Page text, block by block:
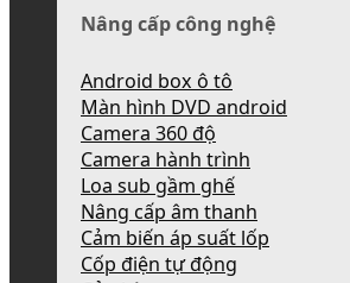
Nâng cấp công nghệ
Android box ô tô
Màn hình DVD android
Camera 360 độ
Camera hành trình
Loa sub gầm ghế
Nâng cấp âm thanh
Cảm biến áp suất lốp
Cốp điện tự động